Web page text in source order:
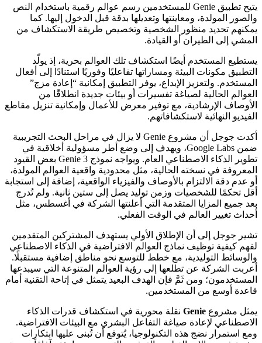
يتيح تطبيق Genie للمستخدمين رسم عوالم رقمية باستخدام النص
والصور المولدة، ومعاينتها وتعديلها بدقة قبل الدخول إليها. كما
يمكنهم تحديد منظور الشخصية وتخصيص طريقة الاستكشاف من
المشي إلى الطيران أو القيادة.
يستطيع المستخدم أيضًا استكشاف تلك العوالم بحرية، إذ يولّد
التطبيق مكونات البيئة ومساراتها تفاعليًا وفوريًا استنادًا إلى أفعال
المستخدم. ولتعزيز الإبداع، يوفر التطبيق إمكانية “إعادة مزج”
العوالم الحالية لصياغة تفسيرات أو بيئات جديدة انطلاقًا من
الأوصاف الإرشادية، مع توفير معرض للأعمال وإمكانية تنزيل مقاطع
الفيديو النهائية لاستكشافاتهم.
أكدت جوجل أن مشروع Genie لا يزال في مراحل البحث التجريبية
ضمن Google Labs، ويهدف إلى وضع أطر مسؤولية أخلاقية في
تطوير الذكاء الاصطناعي العام. ويواجه نموذج Genie 3 بعض القيود
المعروفة في نسخته الحالية، مثل محدودية واقعية العوالم المولدة،
أو عدم دقة الالتزام بالأوصاف والفيزياء الواقعية، إضافة إلى استجابة
أقل تحكمًا للشخصيات وزمن توليد يصل إلى ستين ثانية. ولم تُدرج
بعد جميع المزايا المتقدمة التي أعلنتها الشركة في أغسطس، مثل
أحداث تغيير العالم في الوقت الفعلي.
تشير جوجل إلى أن الإطلاق الأولي يستهدف المشتركين المتقدمين
لفهم كيفية توظيف نماذج العوالم الافتراضية في الذكاء الاصطناعي
والوسائط التوليدية، مع خطط للتوسع نحو مناطق إضافية مستقبلًا.
أعربت الشركة عن تطلعها إلى رؤية العوالم المتنوعة التي سيبدعها
المستخدمون؛ ومن ثَمَّ فإن الهدف البعيد يتمثل في إتاحة التقنية أمام
قاعدة أوسع من المستخدمين.
يمثل مشروع Genie نقلة محورية في استكشاف قدرات الذكاء
الاصطناعي لإعادة صياغة التفاعل البشري مع البيئات الافتراضية.
ومع استمرار نضج هذه التكنولوجيا، يُتوقع أن تُبنى عليها ابتكارات